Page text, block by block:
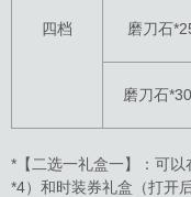
四档 磨刀石
磨刀石
*【二选一礼盒一】：可
*4）和时装券礼盒（打开